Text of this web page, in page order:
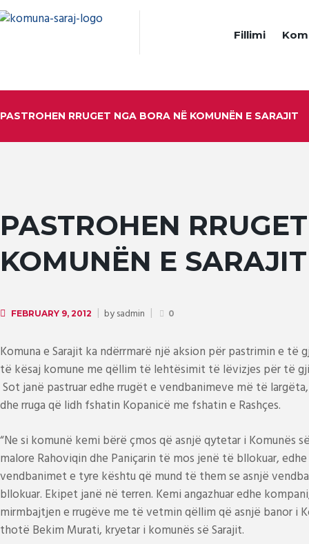
Fillimi
PASTROHEN RRUGET NGA BORA NË KOMUNËN E SARAJIT
PASTROHEN
KOMUNËN E SARAJIT
FEBRUARY 9, 2012 bysadmin 0
Komuna e Sarajit ka ndërrmarë një aksion për pastrimin e
të kësaj komune me qëllim të lehtësimit të lëvizjes për të
Sot janë pastruar edhe rrugët e vendbanimeve më të
dhe rruga që lidh fshatin Kopanicë me fshatin e Rashçes.
“Ne si komunë kemi bërë çmos që asnjë qytetar i Komunës
malore Rahoviqin dhe Paniçarin të mos jenë të bllokuar,
vendbanimet e tyre kështu që mund të them se asnjë
bllokuar. Ekipet janë në terren. Kemi angazhuar edhe
mirmbajtjen e rrugëve me të vetmin qëllim që asnjë banor i
thotë Bekim Murati, kryetar i komunës së Sarajit.